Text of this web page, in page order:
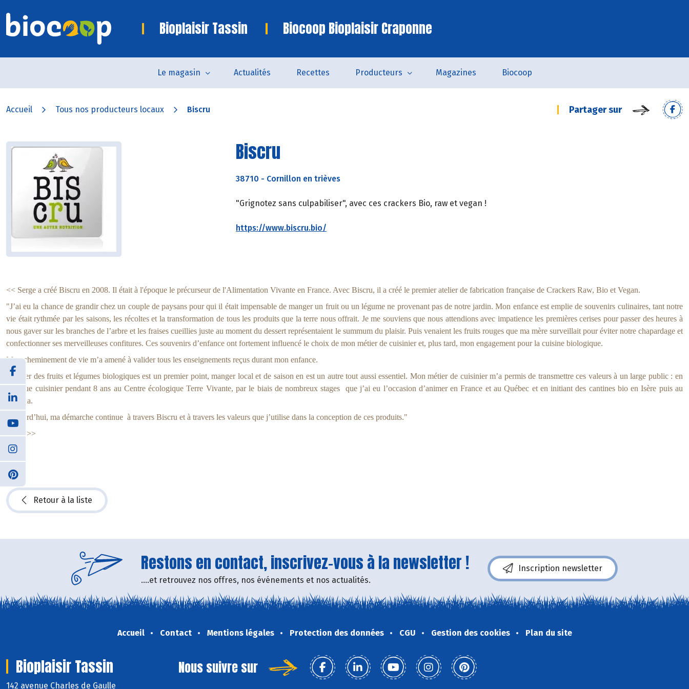
Bioplaisir Tassin Biocoop Bioplaisir Craponne
Le magasin Actualités Recettes Producteurs Magazines Biocoop
Accueil Tous nos producteurs locaux Biscru Partager sur
Biscru
38710 - Cornillon en trièves
"Grignotez sans culpabiliser", avec ces crackers Bio, raw et vegan !
https://www.biscru.bio/
<< Serge a créé Biscru en 2008. Il était à l'époque le précurseur de l'Alimentation Vivante en France. Avec Biscru, il a créé le premier atelier de fabrication française de Crackers Raw, Bio et Vegan.
"J’ai eu la chance de grandir chez un couple de paysans pour qui il était impensable de manger un fruit ou un légume ne provenant pas de notre jardin. Mon enfance est emplie de souvenirs culinaires, tant notre
vie était rythmée par les saisons, les récoltes et la transformation de tous les produits que la terre nous offrait. Je me souviens que nous attendions avec impatience les premières cerises pour passer des heures à
nous gaver sur les branches de l’arbre et les fraises cueillies juste au moment du dessert représentaient le summum du plaisir. Puis venaient les fruits rouges que ma mère surveillait pour éviter notre chapardage et
confectionner ses merveilleuses confitures. Ces souvenirs d’enfance ont fortement influencé le choix de mon métier de cuisinier et, plus tard, mon engagement pour la cuisine biologique.
Mon cheminement de vie m’a amené à valider tous les enseignements reçus durant mon enfance.
Manger des fruits et légumes biologiques est un premier point, manger local et de saison en est un autre tout aussi essentiel. Mon métier de cuisinier m’a permis de transmettre ces valeurs à un large public : en
tant que cuisinier pendant 8 ans au Centre écologique Terre Vivante, par le biais de nombreux stages que j’ai eu l’occasion d’animer en France et au Québec et en initiant des cantines bio en Isère puis au
Canada.
Aujourd’hui, ma démarche continue à travers Biscru et à travers les valeurs que j’utilise dans la conception de ces produits."
Serge >>
Retour à la liste
Restons en contact, inscrivez-vous à la newsletter !
....et retrouvez nos offres, nos événements et nos actualités.
Inscription newsletter
Accueil Contact Mentions légales Protection des données CGU Gestion des cookies Plan du site
Bioplaisir Tassin
142 avenue Charles de Gaulle
Nous suivre sur